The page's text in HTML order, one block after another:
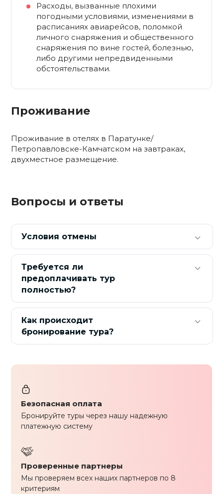
Расходы, вызванные плохими
погодными условиями, изменениями в
расписаниях авиарейсов, поломкой
личного снаряжения и общественного
снаряжения по вине гостей, болезнью,
либо другими непредвиденными
обстоятельствами.
Проживание
Проживание в отелях в Паратунке/
Петропавловске-Камчатском на завтраках,
двухместное размещение.
Вопросы и ответы
Условия отмены
Требуется ли
предоплачивать тур
полностью?
Как происходит
бронирование тура?
Безопасная оплата
Бронируйте туры через нашу надежную
платежную систему
Проверенные партнеры
Мы проверяем всех наших партнеров по 8
критериям